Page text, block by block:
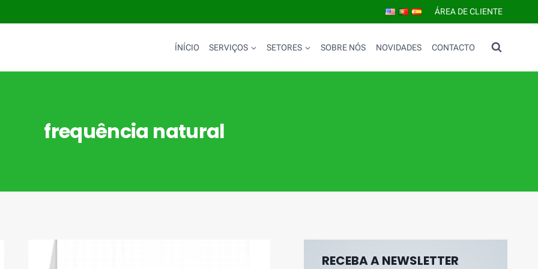
ÁREA DE CLIENTE
ÍNÍCIO SERVIÇOS SETORES SOBRE NÓS NOVIDADES CONTACTO
frequência natural
RECEBA A NEWSLETTER